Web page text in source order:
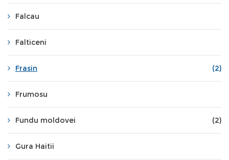
Falcau
Falticeni
Frasin (2)
Frumosu
Fundu moldovei (2)
Gura Haitii